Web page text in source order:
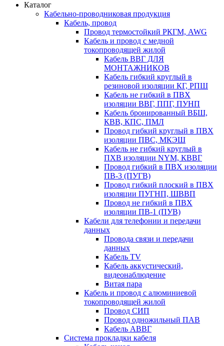
Каталог
Кабельно-проводниковая продукция
Кабель, провод
Провод термостойкий РКГМ, AWG
Кабель и провод с медной
токопроводящей жилой
Кабель ВВГ ДЛЯ
МОНТАЖНИКОВ
Кабель гибкий круглый в
резиновой изоляции КГ, РПШ
Кабель не гибкий в ПВХ
изоляции ВВГ, ППГ, ПУНП
Кабель бронированный ВБШ,
КВВ, КПС, ПМЛ
Провод гибкий круглый в ПВХ
изоляции ПВС, МКЭШ
Кабель не гибкий круглый в
ПХВ изоляции NYM, КВВГ
Провод гибкий в ПВХ изоляции
ПВ-3 (ПУГВ)
Провод гибкий плоский в ПВХ
изоляции ПУГНП, ШВВП
Провод не гибкий в ПВХ
изоляции ПВ-1 (ПУВ)
Кабели для телефонии и передачи
данных
Провода связи и передачи
данных
Кабель TV
Кабель аккустический,
видеонаблюдение
Витая пара
Кабель и провод с алюминиевой
токопроводящей жилой
Провод СИП
Провод одножильный ПАВ
Кабель АВВГ
Система прокладки кабеля